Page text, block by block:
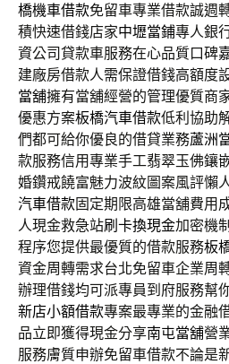
橋機車借款免留車專業借款誠週
積快速借錢店家中壢當鋪專人銀
資公司貸款車服務在心品質口碑
建廠房借款人需保證借錢高額度
當舖擁有當舖經營的管理優質商
優惠方案板橋汽車借款低利協助
們都可給你優良的借貸業務蘆洲
款服務信用專業手工翡翠玉佛鑲
婚鑽戒饒富魅力波紋圖案風評懶
汽車借款固定期限高雄當舖費用
人現金救急站刷卡換現金加密機
程序您提供最優質的借款服務板
資金周轉需求台北免留車企業周
辦理借錢均可派專員到府服務幫
新店小額借款專案最專業的金融
品立即獲得現金分享南屯當舖營
服務膚質申辦免留車借款不論是